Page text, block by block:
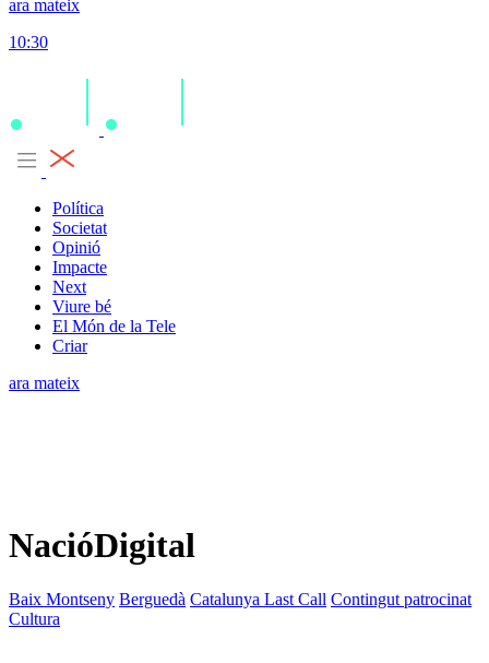
ara mateix
10:30
Política
Societat
Opinió
Impacte
Next
Viure bé
El Món de la Tele
Criar
ara mateix
NacióDigital
Baix Montseny Berguedà Catalunya Last Call Contingut patrocinat
Cultura